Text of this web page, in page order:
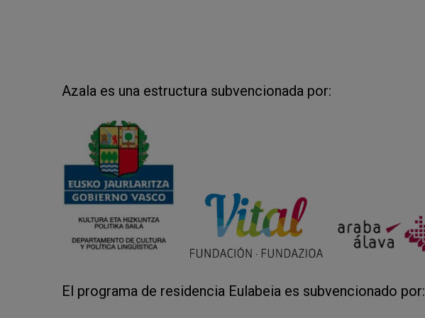
Azala es una estructura subvencionada por:
El programa de residencia Eulabeia es subvencionado por: